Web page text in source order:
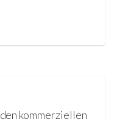
den kommerziellen